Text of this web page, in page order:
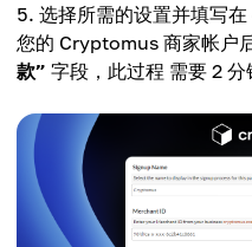
选择所需的设置并填写在
您的 Cryptomus 商家帐户
款” 字段，此过程 需要 2 分